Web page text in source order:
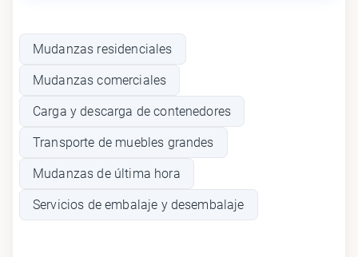
Mudanzas residenciales
Mudanzas comerciales
Carga y descarga de contenedores
Transporte de muebles grandes
Mudanzas de última hora
Servicios de embalaje y desembalaje